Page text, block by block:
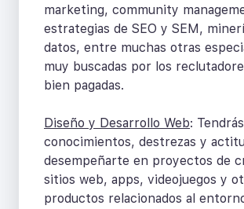
marketing, community
estrategias de SEO y SEM,
datos, entre muchas otras
muy buscadas por los
bien pagadas.
Diseño y Desarrollo Web: Tendrás
conocimientos, destrezas y
desempeñarte en proyectos de
sitios web, apps, videojuegos y
productos relacionados al